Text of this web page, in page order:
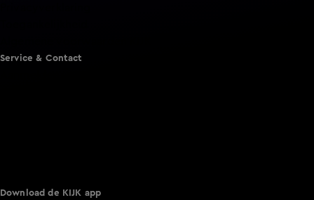
Service & Contact
Download de KIJK app